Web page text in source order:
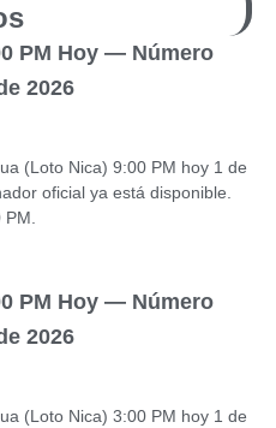
PM Hoy — Número
2026
(Loto Nica) 9:00 PM hoy 1 de
oficial ya está disponible.
PM.
PM Hoy — Número
2026
(Loto Nica) 3:00 PM hoy 1 de